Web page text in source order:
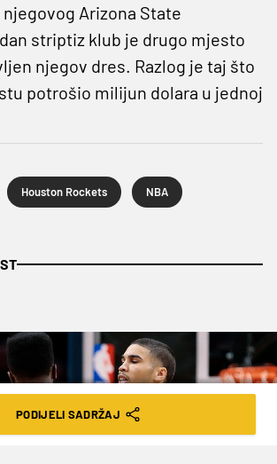
Arizona State
striptiz klub je drugo mjesto
njegov dres. Razlog je taj što
potrošio milijun dolara u jednoj
Houston Rockets NBA
PODIJELI SADRŽAJ